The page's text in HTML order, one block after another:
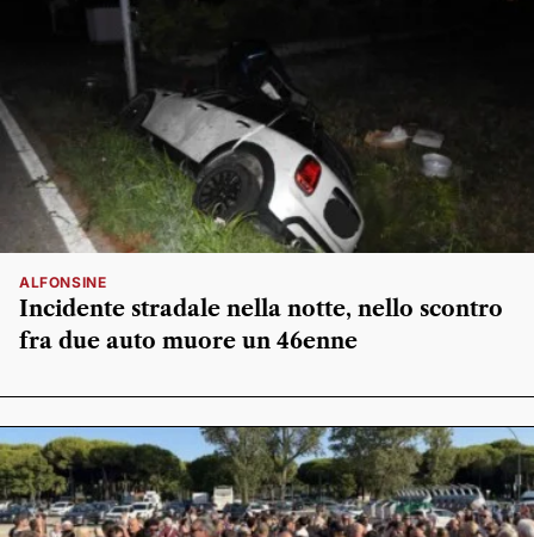
ALFONSINE
Incidente stradale nella notte, nello scontro
fra due auto muore un 46enne